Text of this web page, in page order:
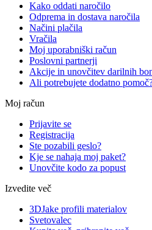
Kako oddati naročilo
Odprema in dostava naročila
Načini plačila
Vračila
Moj uporabniški račun
Poslovni partnerji
Akcije in unovčitev darilnih
Ali potrebujete dodatno
Moj račun
Prijavite se
Registracija
Ste pozabili geslo?
Kje se nahaja moj paket?
Unovčite kodo za popust
Izvedite več
3DJake profili materialov
Svetovalec